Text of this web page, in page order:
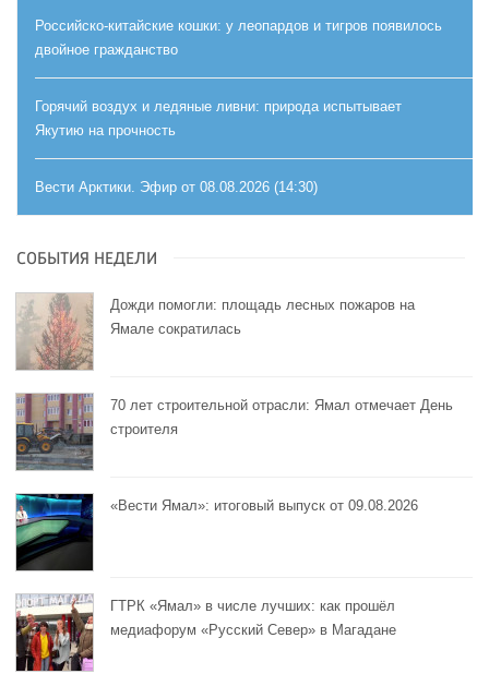
Российско-китайские кошки: у леопардов и тигров появилось
двойное гражданство
Горячий воздух и ледяные ливни: природа испытывает
Якутию на прочность
Вести Арктики. Эфир от 08.08.2026 (14:30)
СОБЫТИЯ НЕДЕЛИ
Дожди помогли: площадь лесных пожаров на
Ямале сократилась
70 лет строительной отрасли: Ямал отмечает День
строителя
«Вести Ямал»: итоговый выпуск от 09.08.2026
ГТРК «Ямал» в числе лучших: как прошёл
медиафорум «Русский Север» в Магадане